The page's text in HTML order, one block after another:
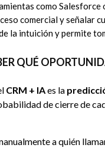
como
comercial y señalar
la intuición y permite
QUÉ
CRM + IAes la
de cierre de
a quién